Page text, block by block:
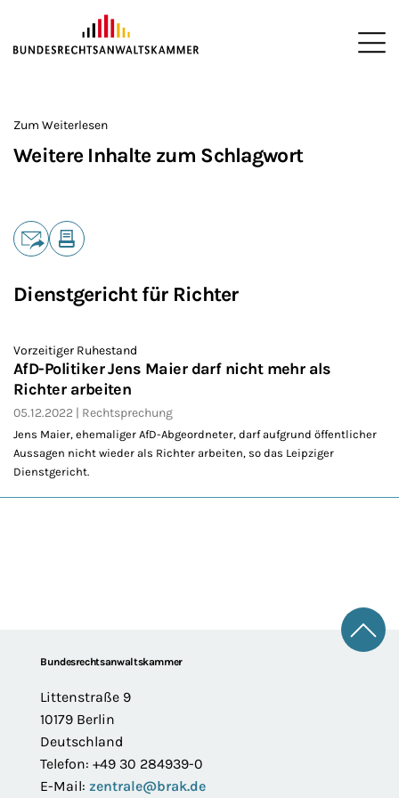
ZUM HAUPTINHALT SPRINGEN
Zum Weiterlesen
Weitere Inhalte zum Schlagwort
Teilen
Dienstgericht für Richter
Vorzeitiger Ruhestand
AfD-Politiker Jens Maier darf nicht mehr als
Richter arbeiten
05.12.2022 Rechtsprechung
Jens Maier, ehemaliger AfD-Abgeordneter, darf aufgrund öffentlicher
Aussagen nicht wieder als Richter arbeiten, so das Leipziger
Dienstgericht.
FooterBundesrechtsanwaltskammer
Littenstraße 9
10179 Berlin
Deutschland
Telefon: +49 30 284939-0
E-Mail: zentrale@brak.de